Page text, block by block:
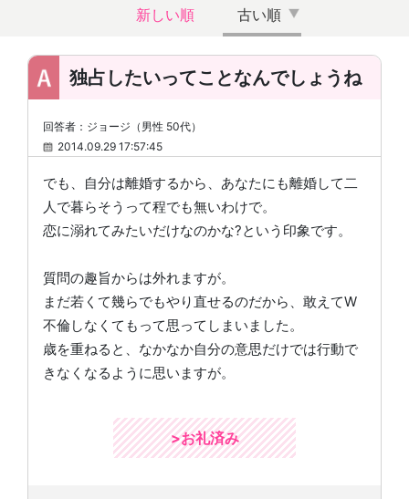
新しい順 古い順
独占したいってことなんでしょうね
回答者：ジョージ（男性 50代）
2014.09.29 17:57:45
でも、自分は離婚するから、あなたにも離婚して二
人で暮らそうって程でも無いわけで。
恋に溺れてみたいだけなのかな?という印象です。
質問の趣旨からは外れますが。
まだ若くて幾らでもやり直せるのだから、敢えてW
不倫しなくてもって思ってしまいました。
歳を重ねると、なかなか自分の意思だけでは行動で
きなくなるように思いますが。
>お礼済み